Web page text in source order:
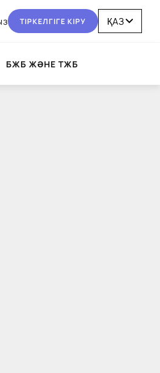
ТІРКЕЛГІГЕ КІРУ
БЖБ ЖӘНЕ ТЖБ